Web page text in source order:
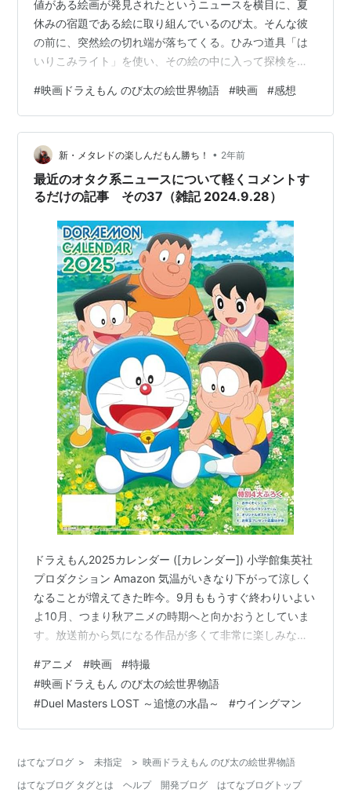
値がある絵画が発見されたというニュースを横目に、夏
休みの宿題である絵に取り組んでいるのび太。そんな彼
の前に、突然絵の切れ端が落ちてくる。ひみつ道具「は
いりこみライト」を使い、その絵の中に入って探検をし
受けて「アートリア公国」を目指すドラえもんとのび太
たちだったが、そこはニュースで話題になっていた絵画
に描かれた、中世ヨーロッパの世界だった。その世界に
は「アートリアブルー」という幻の宝石がどこかに眠っ
ているという。幻の宝石を探すことになったドラえもん
とのび太たちだったが、やがてアートリ…
#映画ドラえもん のび太の絵世界物語 #映画 #感想
新・メタレドの楽しんだもん勝ち！ • 2年前
最近のオタク系ニュースについて軽くコメントす
るだけの記事 その37（雑記 2024.9.28）
ドラえもん2025カレンダー ([カレンダー]) 小学館集英社
プロダクション Amazon 気温がいきなり下がって涼しく
なることが増えてきた昨今。9月ももうすぐ終わりいよい
よ10月、つまり秋アニメの時期へと向かおうとしていま
す。放送前から気になる作品が多くて非常に楽しみな反
そんな悩みを抱えつつも、新たな作品などの情報に焦点
を当てていく予定です。（1番手の映画ドラえもんはまだ
まだ先ですがそこは悪しからず） というわけで以下、今
回のお品書きです。 45年目の冒険の舞台は「絵画」の世
グマンに今こそ…
#アニメ #映画 #特撮
#映画ドラえもん のび太の絵世界物語
#Duel Masters LOST ～追憶の水晶～ #ウイングマン
はてなブログ > 未指定 > 映画ドラえもん のび太の絵世界物語
はてなブログ タグとは
ヘルプ 開発ブログ
はてなブログトップ